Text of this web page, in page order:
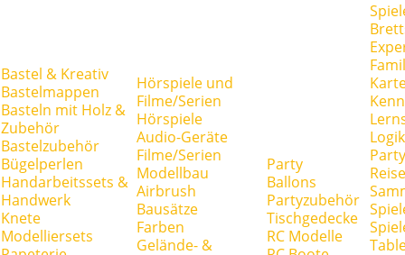
Bastel & Kreativ
Bastelmappen
Basteln mit Holz &
Zubehör
Bastelzubehör
Bügelperlen
Handarbeitssets &
Handwerk
Knete
Modelliersets
Hörspiele und
Filme/Serien
Hörspiele
Audio-Geräte
Filme/Serien
Modellbau
Airbrush
Bausätze
Farben
Gelände- &
Party
Ballons
Partyzubehör
Tischgedecke
RC Modelle